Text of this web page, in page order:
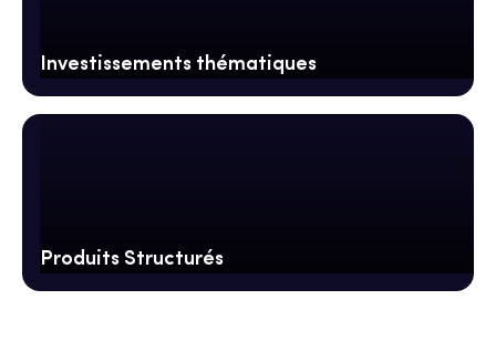
Investissements thématiques
Produits Structurés